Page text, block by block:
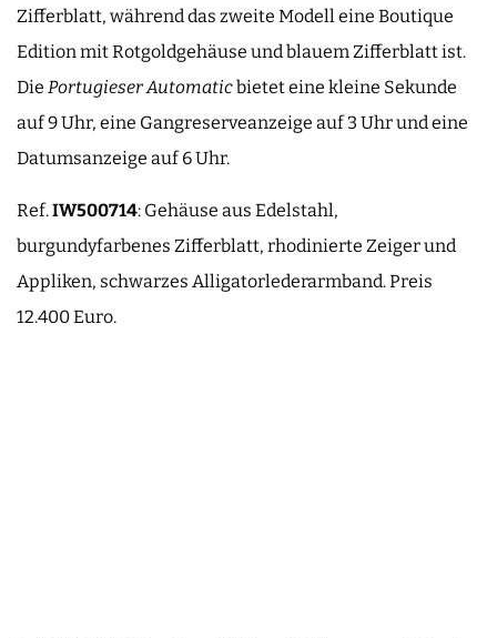
Zifferblatt, während das zweite Modell eine Boutique
Edition mit Rotgoldgehäuse und blauem Zifferblatt ist.
Die Portugieser Automaticbietet eine kleine Sekunde
auf 9 Uhr, eine Gangreserveanzeige auf 3 Uhr und eine
Datumsanzeige auf 6 Uhr.
Ref.IW500714: Gehäuse aus Edelstahl,
burgundyfarbenes Zifferblatt, rhodinierte Zeiger und
Appliken, schwarzes Alligatorlederarmband. Preis
12.400 Euro.